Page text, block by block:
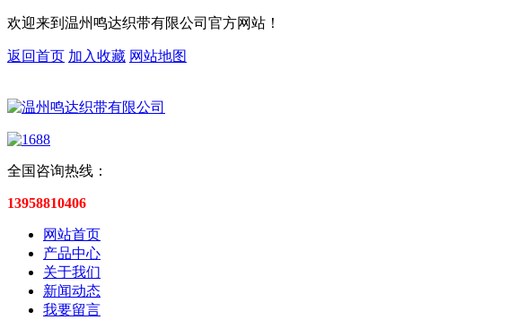
欢迎来到温州鸣达织带有限公司官方网站！
返回首页 加入收藏 网站地图
全国咨询热线：
13958810406
网站首页
产品中心
关于我们
新闻动态
我要留言